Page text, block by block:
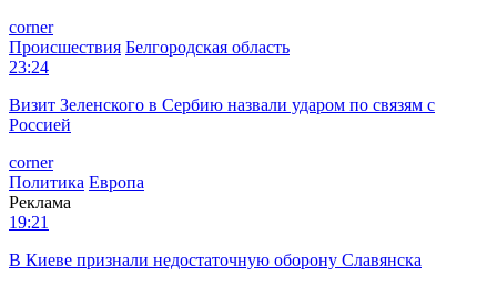
corner
Происшествия Белгородская область
23:24
Визит Зеленского в Сербию назвали ударом по связям с
Россией
corner
Политика Европа
Реклама
19:21
В Киеве признали недостаточную оборону Славянска